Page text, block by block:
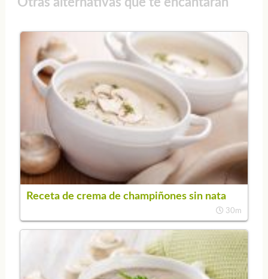
Receta de crema de champiñones sin nata
30m